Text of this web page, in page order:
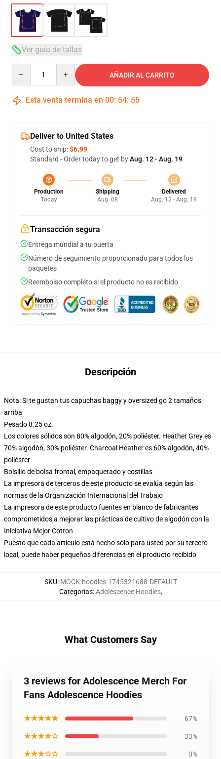
Ver guía de tallas
AÑADIR AL CARRITO
Esta venta termina en 00: 54: 54
Deliver to United States
Cost to ship:$6.99
Standard - Order today to get byAug. 12 - Aug. 19
Production
Today
Shipping
Aug. 08
Delivered
Aug. 12 - Aug. 19
Transacción segura
Entrega mundial a tu puerta
Número de seguimiento proporcionado para todos los
paquetes
Reembolso completo si el producto no es recibido
Descripción
Nota: Si te gustan tus capuchas baggy y oversized go 2 tamaños
arriba
Pesado 8.25 oz.
Los colores sólidos son 80% algodón, 20% poliéster. Heather Grey es
70% algodón, 30% poliéster. Charcoal Heather es 60% algodón, 40%
poliéster
Bolsillo de bolsa frontal, empaquetado y costillas
La impresora de terceros de este producto se evalúa según las
normas de la Organización Internacional del Trabajo
La impresora de este producto fuentes en blanco de fabricantes
comprometidos a mejorar las prácticas de cultivo de algodón con la
Iniciativa Mejor Cotton
Puesto que cada artículo está hecho sólo para usted por su tercero
local, puede haber pequeñas diferencias en el producto recibido
SKU: MOCK-hoodies-1745321688-DEFAULT
Categorías:Adolescence Hoodies,
What Customers Say
3 reviews for Adolescence Merch For
Fans Adolescence Hoodies
★★★★★ 67%
★★★★☆ 33%
★★★☆☆ 0%